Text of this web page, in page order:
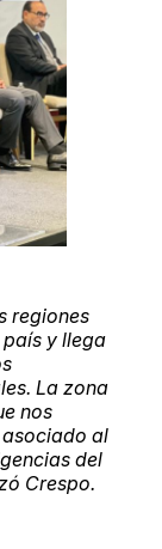
regiones
y llega
La zona
nos
al
del
Crespo.